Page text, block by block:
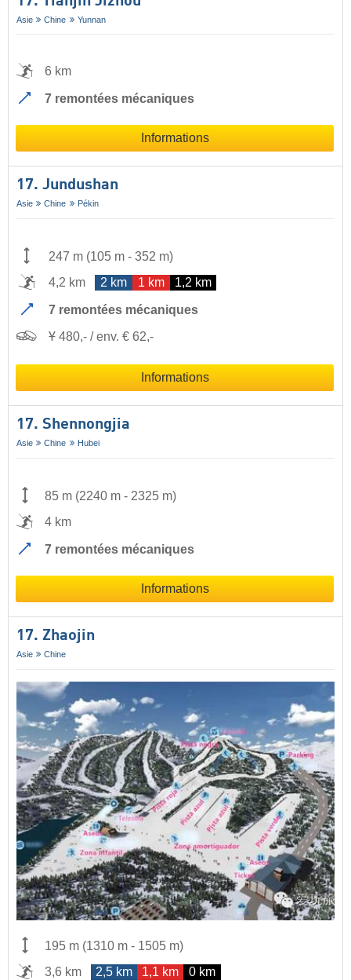
Asie Chine Yunnan
6 km
7 remontées mécaniques
Informations
17. Jundushan
Asie Chine Pékin
247 m (105 m - 352 m)
4,2 km
2 km 1 km 1,2 km
7 remontées mécaniques
Ұ 480,- / env. € 62,-
Informations
17. Shennongjia
Asie Chine Hubei
85 m (2240 m - 2325 m)
4 km
7 remontées mécaniques
Informations
17. Zhaojin
Asie Chine
195 m (1310 m - 1505 m)
3,6 km
2,5 km 1,1 km 0 km